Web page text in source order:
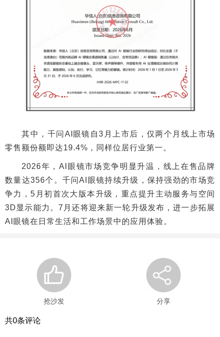
其中，千问AI眼镜自3月上市后，仅两个月线上市场
零售额份额即达19.4%，同样位居行业第一。
2026年，AI眼镜市场竞争明显升温，线上在售品牌
数量达356个。千问AI眼镜持续升级，保持强劲的市场竞
争力，5月初首次大版本升级，重点提升主动服务与空间
3D显示能力。7月还将迎来新一轮升级发布，进一步拓展
AI眼镜在日常生活和工作场景中的应用体验。
抢沙发 分享
共0条评论